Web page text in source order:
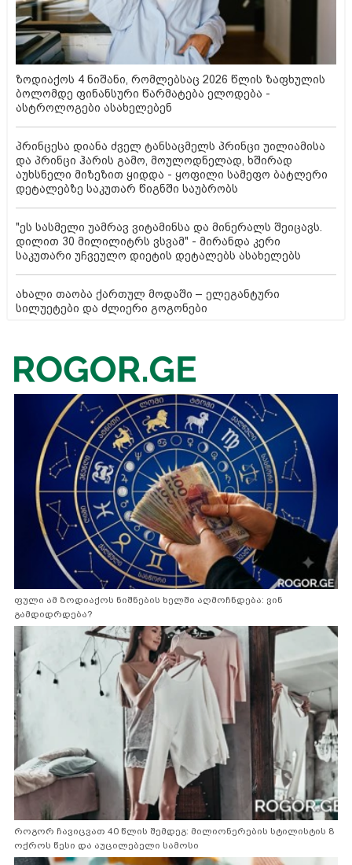
ზოდიაქოს 4 ნიშანი, რომლებსაც 2026 წლის ზაფხულის
ბოლომდე ფინანსური წარმატება ელოდება -
ასტროლოგები ასახელებენ
პრინცესა დიანა ძველ ტანსაცმელს პრინცი უილიამისა
და პრინცი ჰარის გამო, მოულოდნელად, ხშირად
აუხსნელი მიზეზით ყიდდა - ყოფილი სამეფო ბატლერი
დეტალებზე საკუთარ წიგნში საუბრობს
"ეს სასმელი უამრავ ვიტამინსა და მინერალს შეიცავს.
დილით 30 მილილიტრს ვსვამ" - მირანდა კერი
საკუთარი უჩვეულო დიეტის დეტალებს ასახელებს
ახალი თაობა ქართულ მოდაში – ელეგანტური
სილუეტები და ძლიერი გოგონები
ფული ამ ზოდიაქოს ნიშნების ხელში აღმოჩნდება: ვინ
გამდიდრდება?
როგორ ჩავიცვათ 40 წლის შემდეგ: მილიონერების სტილისტის 8
ოქროს წესი და აუცილებელი სამოსი